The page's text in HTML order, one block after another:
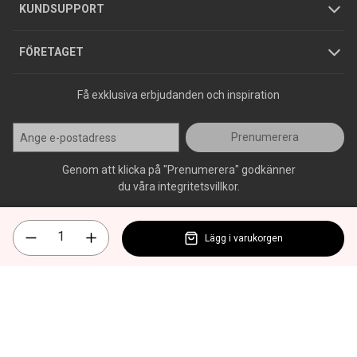
KUNDSUPPORT
Varumärken
FÖRETAGET
Jobba hos oss
Press
Få exklusiva erbjudanden och inspiration
Prenumerera
Genom att klicka på "Prenumerera" godkänner
du våra integritetsvillkor.
Lägg i varukorgen